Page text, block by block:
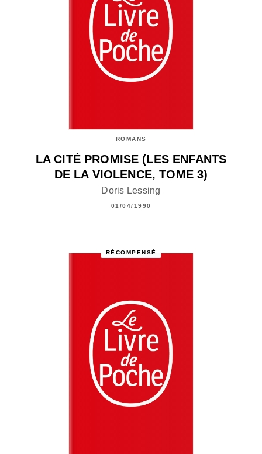
ROMANS
LA CITÉ PROMISE (LES ENFANTS
DE LA VIOLENCE, TOME 3)
Doris Lessing
01/04/1990
RÉCOMPENSÉ